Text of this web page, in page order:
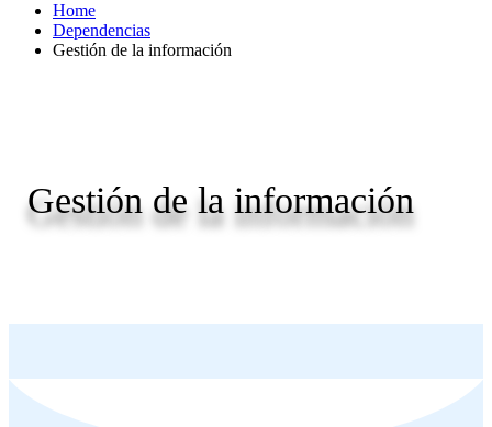
Home
Dependencias
Gestión de la información
Gestión de la información